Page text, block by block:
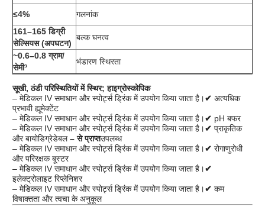
≤4%
गलनांक
161–165 डिग्री
सेल्सियस (अपघटन)
बल्क घनत्व
~0.6–0.8 ग्राम/
सेमी³
भंडारण स्थिरता
सूखी, ठंडी परिस्थितियों में स्थिर; हाइग्रोस्कोपिक
– मेडिकल IV समाधान और स्पोर्ट्स ड्रिंक में उपयोग किया जाता है।✔ अत्यधिक
प्रभावी ह्यूमेक्टेंट
– मेडिकल IV समाधान और स्पोर्ट्स ड्रिंक में उपयोग किया जाता है।✔ pH बफर
– मेडिकल IV समाधान और स्पोर्ट्स ड्रिंक में उपयोग किया जाता है।✔ प्राकृतिक
और बायोडिग्रेडेबल– से प्राप्तउपलब्ध
– मेडिकल IV समाधान और स्पोर्ट्स ड्रिंक में उपयोग किया जाता है।✔ रोगाणुरोधी
और परिरक्षक बूस्टर
– मेडिकल IV समाधान और स्पोर्ट्स ड्रिंक में उपयोग किया जाता है।✔
इलेक्ट्रोलाइट रिप्लेनिशर
– मेडिकल IV समाधान और स्पोर्ट्स ड्रिंक में उपयोग किया जाता है।✔ कम
विषाक्तता और त्वचा के अनुकूल